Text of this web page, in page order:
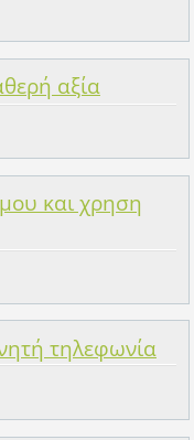
αξία
και χρηση
τηλεφωνία